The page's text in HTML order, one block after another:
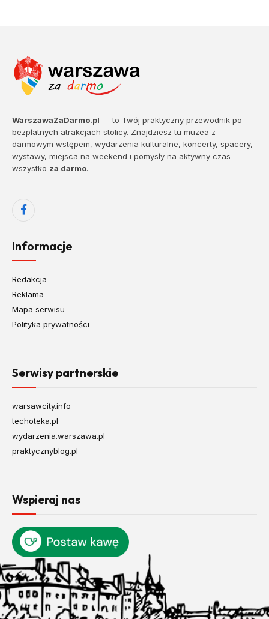
WarszawaZaDarmo.pl — to Twój praktyczny przewodnik po
bezpłatnych atrakcjach stolicy. Znajdziesz tu muzea z
darmowym wstępem, wydarzenia kulturalne, koncerty, spacery,
wystawy, miejsca na weekend i pomysły na aktywny czas —
wszystko za darmo.
Facebook
Informacje
Redakcja
Reklama
Mapa serwisu
Polityka prywatności
Serwisy partnerskie
warsawcity.info
techoteka.pl
wydarzenia.warszawa.pl
praktycznyblog.pl
Wspieraj nas